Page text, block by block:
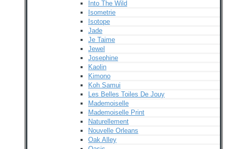
Into The Wild
Isometrie
Isotope
Jade
Je Taime
Jewel
Josephine
Kaolin
Kimono
Koh Samui
Les Belles Toiles De Jouy
Mademoiselle
Mademoiselle Print
Naturellement
Nouvelle Orleans
Oak Alley